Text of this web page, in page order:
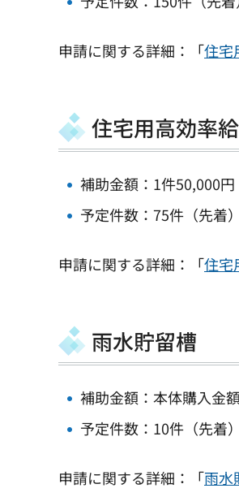
申請に関する詳細：「住宅
住宅用高効率
補助金額：1件50,000円
予定件数：75件（先着）
申請に関する詳細：「住宅
雨水貯留槽
補助金額：本体購入金
予定件数：10件（先着）
申請に関する詳細：「雨水